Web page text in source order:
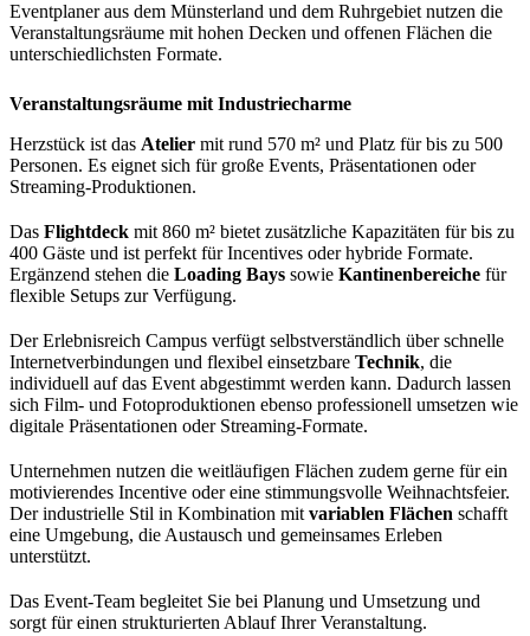
Eventplaner aus dem Münsterland und dem Ruhrgebiet nutzen die
Veranstaltungsräume mit hohen Decken und offenen Flächen die
unterschiedlichsten Formate.
Veranstaltungsräume mit Industriecharme
Herzstück ist das Atelier mit rund 570 m² und Platz für bis zu 500
Personen. Es eignet sich für große Events, Präsentationen oder
Streaming-Produktionen.
Das Flightdeck mit 860 m² bietet zusätzliche Kapazitäten für bis zu
400 Gäste und ist perfekt für Incentives oder hybride Formate.
Ergänzend stehen die Loading Bays sowie Kantinenbereiche für
flexible Setups zur Verfügung.
Der Erlebnisreich Campus verfügt selbstverständlich über schnelle
Internetverbindungen und flexibel einsetzbare Technik, die
individuell auf das Event abgestimmt werden kann. Dadurch lassen
sich Film- und Fotoproduktionen ebenso professionell umsetzen wie
digitale Präsentationen oder Streaming-Formate.
Unternehmen nutzen die weitläufigen Flächen zudem gerne für ein
motivierendes Incentive oder eine stimmungsvolle Weihnachtsfeier.
Der industrielle Stil in Kombination mit variablen Flächen schafft
eine Umgebung, die Austausch und gemeinsames Erleben
unterstützt.
Das Event-Team begleitet Sie bei Planung und Umsetzung und
sorgt für einen strukturierten Ablauf Ihrer Veranstaltung.